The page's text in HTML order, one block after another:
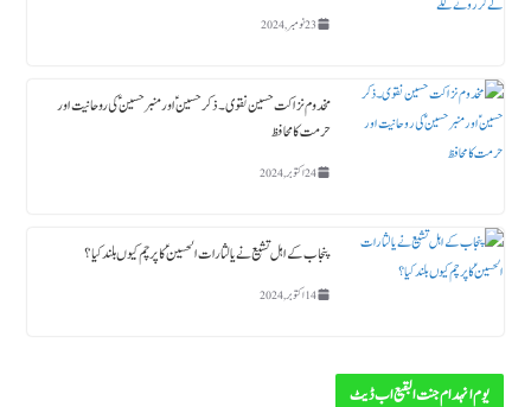
23 نومبر, 2024
مخدوم نزاکت حسین نقوی ۔ ذکر حسین ؑ اور منبر حسین ؑ کی روحانیت اور
حرمت کا محافظ
24 اکتوبر, 2024
پنجاب کے اہل تشیع نے یا لثارات الحسینؑ کا پرچم کیوں بلند کیا ؟
14 اکتوبر, 2024
یوم انہدام جنت البقیع اب ڈیٹ